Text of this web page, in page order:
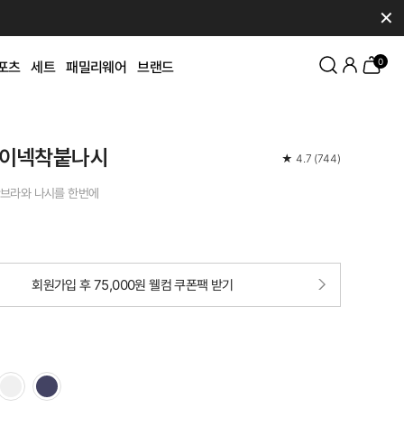
✕
츠 세트 패밀리웨어 브랜드 0
넥착붙나시 ★ 4.7 (744)
와 나시를 한번에
회원가입 후 75,000원 웰컴 쿠폰팩 받기